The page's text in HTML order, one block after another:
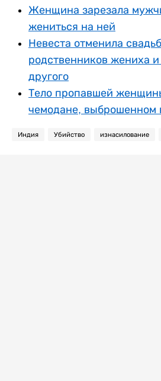
Женщина зарезала
жениться на ней
Невеста отменила
родственников жениха
другого
Тело пропавшей
чемодане, выброшенном
Индия Убийство изнасилование